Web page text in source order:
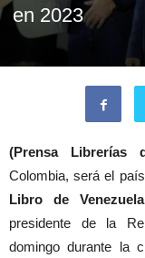
en 2023
(Prensa Librerías
Colombia, será el
Libro de
presidente de la
domingo durante la